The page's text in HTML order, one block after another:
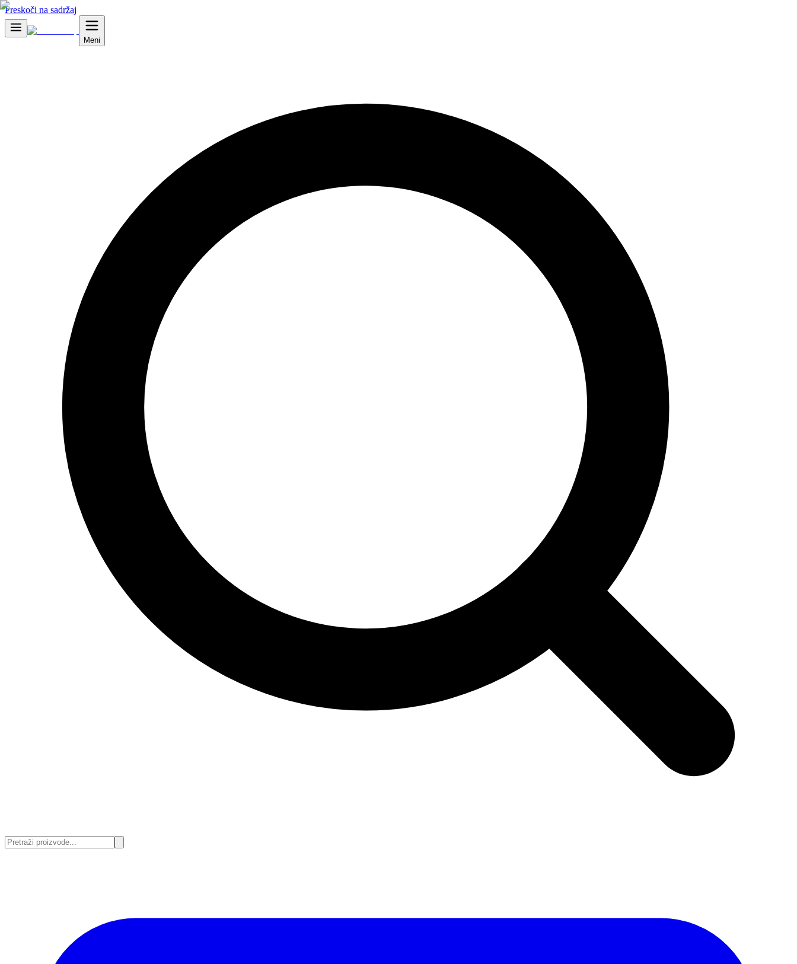
Preskoči na sadržaj
Meni